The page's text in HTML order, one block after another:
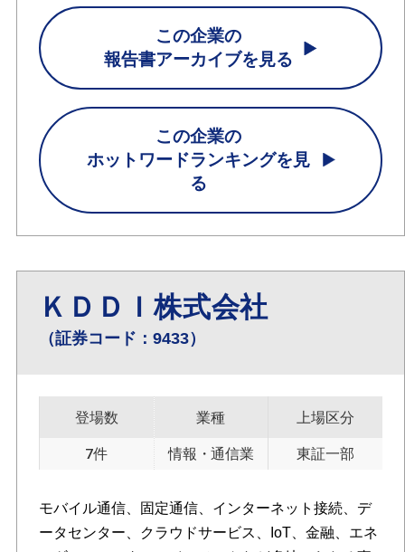
この企業の
報告書アーカイブを見る
この企業の
ホットワードランキングを見
る
ＫＤＤＩ株式会社
（証券コード：9433）
登場数
7件
業種
情報・通信業
上場区分
東証一部
モバイル通信、固定通信、インターネット接続、デ
ータセンター、クラウドサービス、IoT、金融、エネ